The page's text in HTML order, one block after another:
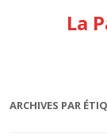
La
ARCHIVES PAR